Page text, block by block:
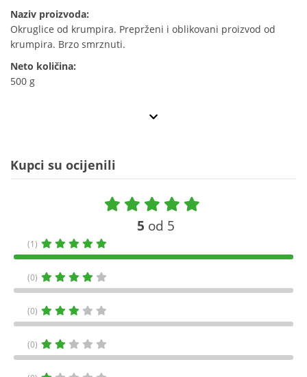
Naziv proizvoda:
Okruglice od krumpira. Preprženi i oblikovani proizvod od
krumpira. Brzo smrznuti.
Neto količina:
500 g
Kupci su ocijenili
5 od 5
(1)
(0)
(0)
(0)